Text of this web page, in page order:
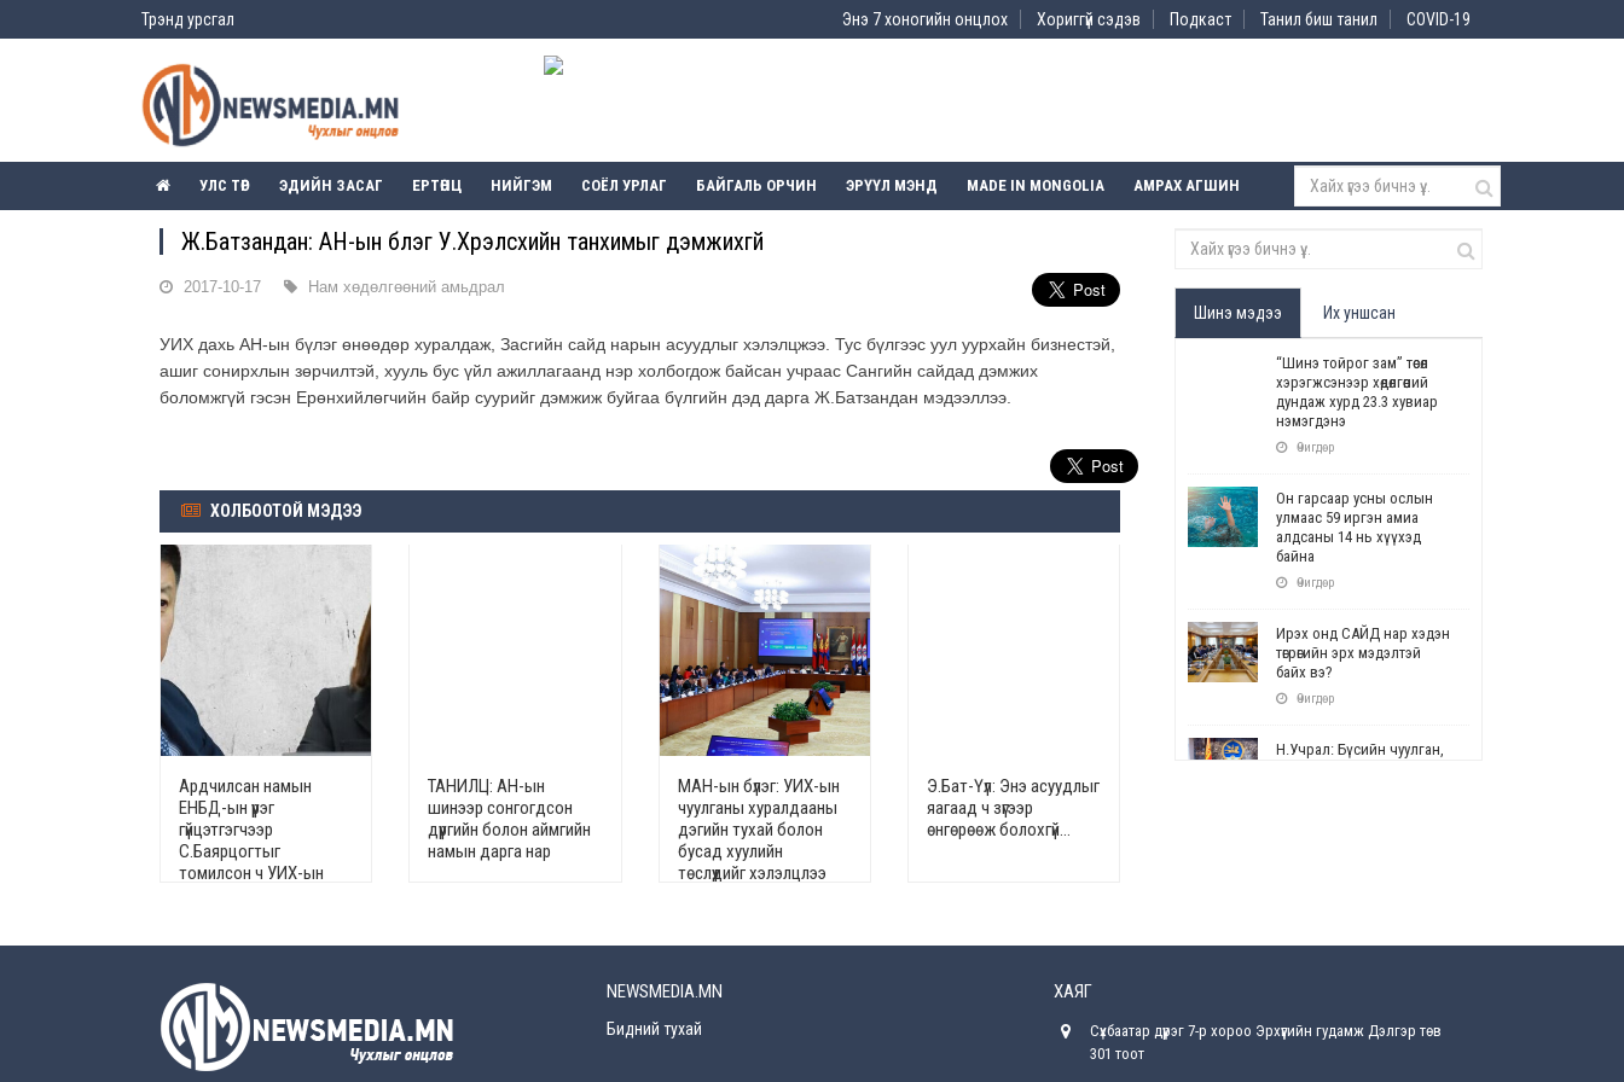
Трэнд урсгал Энэ 7 хоногийн онцлох Хориггүй сэдэв Подкаст Танил биш танил COVID-19
УЛС ТӨР ЭДИЙН ЗАСАГ ЕРТӨНЦ НИЙГЭМ СОЁЛ УРЛАГ БАЙГАЛЬ ОРЧИН ЭРҮҮЛ МЭНД MADE IN MONGOLIA АМРАХ АГШИН
Ж.Батзандан: АН-ын бүлэг У.Хүрэлсүхийн танхимыг дэмжихгүй
2017-10-17 Нам хөдөлгөөний амьдрал
УИХ дахь АН-ын бүлэг өнөөдөр хуралдаж, Засгийн сайд нарын асуудлыг хэлэлцжээ. Тус бүлгээс уул уурхайн бизнестэй,
ашиг сонирхлын зөрчилтэй, хууль бус үйл ажиллагаанд нэр холбогдож байсан учраас Сангийн сайдад дэмжих
боломжгүй гэсэн Ерөнхийлөгчийн байр суурийг дэмжиж буйгаа бүлгийн дэд дарга Ж.Батзандан мэдээллээ.
ХОЛБООТОЙ МЭДЭЭ
Ардчилсан намын
ЕНБД-ын үүрэг
гүйцэтгэгчээр
С.Баярцогтыг
томилсон ч УИХ-ын
ТАНИЛЦ: АН-ын
шинээр сонгогдсон
дүүргийн болон аймгийн
намын дарга нар
МАН-ын бүлэг: УИХ-ын
чуулганы хуралдааны
дэгийн тухай болон
бусад хуулийн
төслүүдийг хэлэлцлээ
Э.Бат-Үүл: Энэ асуудлыг
яагаад ч зүгээр
өнгөрөөж болохгүй…
Шинэ мэдээ Их уншсан
“Шинэ тойрог зам” төсөл
хэрэгжсэнээр хөдөлгөөний
дундаж хурд 23.3 хувиар
нэмэгдэнэ
Өчигдөр
Он гарсаар усны ослын
улмаас 59 иргэн амиа
алдсаны 14 нь хүүхэд
байна
Өчигдөр
Ирэх онд САЙД нар хэдэн
төгрөгийн эрх мэдэлтэй
байх вэ?
Өчигдөр
Н.Учрал: Бүсийн чуулган,
шүүхэд шилжүүлжээ
NEWSMEDIA.MN
Бидний тухай
ХАЯГ
Сүхбаатар дүүрэг 7-р хороо Эрхүүгийн гудамж Дэлгэр төв
301 тоот